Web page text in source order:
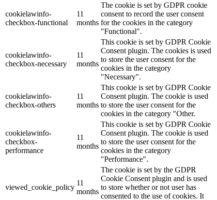
cookielawinfo-
checkbox-functional
11
months
The cookie is set by GDPR cookie
consent to record the user consent
for the cookies in the category
"Functional".
cookielawinfo-
checkbox-necessary
11
months
This cookie is set by GDPR Cookie
Consent plugin. The cookies is used
to store the user consent for the
cookies in the category
"Necessary".
cookielawinfo-
checkbox-others
11
months
This cookie is set by GDPR Cookie
Consent plugin. The cookie is used
to store the user consent for the
cookies in the category "Other.
cookielawinfo-
checkbox-
performance
11
months
This cookie is set by GDPR Cookie
Consent plugin. The cookie is used
to store the user consent for the
cookies in the category
"Performance".
viewed_cookie_policy
11
months
The cookie is set by the GDPR
Cookie Consent plugin and is used
to store whether or not user has
consented to the use of cookies. It